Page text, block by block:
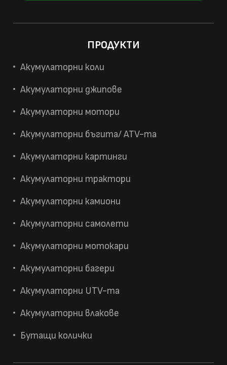
ПРОДУКТИ
Акумулаторни коли
Акумулаторни джипове
Акумулаторни мотори
Акумулаторни бъгита/ ATV-та
Акумулаторни картинги
Акумулаторни трактори
Акумулаторни камиони
Акумулаторни самолети
Акумулаторни мотокари
Акумулаторни багери
Акумулаторни UTV-та
Акумулаторни влакове
Бутащи колички